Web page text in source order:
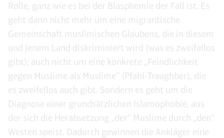
Rolle, ganz wie es bei der Blasphemie der Fall ist. Es
geht dann nicht mehr um eine migrantische
Gemeinschaft muslimischen Glaubens, die in diesem
und jenem Land diskriminiert wird (was es zweifellos
gibt); auch nicht um eine konkrete „Feindlichkeit
gegen Muslime als Muslime“ (Pfahl-Traughber), die
es zweifellos auch gibt. Sondern es geht um die
Diagnose einer grundsätzlichen Islamophobie, aus
der sich die Herabsetzung „der“ Muslime durch „den“
Westen speist. Dadurch gewinnen die Ankläger eine